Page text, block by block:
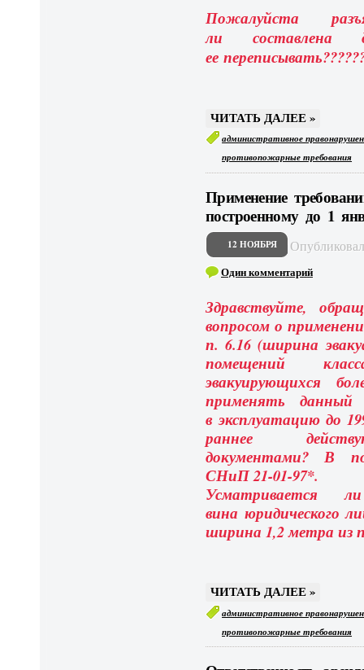
Пожалуйста
ли составлена
ее
ЧИТАТЬ ДАЛЕЕ »
административное
противопожарные требования
Применение
построенному до 1
12 НОЯБРЯ
Один комментарий
Здравствуйте,
вопросом о
п. 6.16 (ширина
помещений
эвакуирующихся
применять данный
в эксплуатацию до
раннее
документами? В
СНиП 21-01-97*.
Усматривается
вина юридического
ширина 1,2 метра из
ЧИТАТЬ ДАЛЕЕ »
административное
противопожарные требования